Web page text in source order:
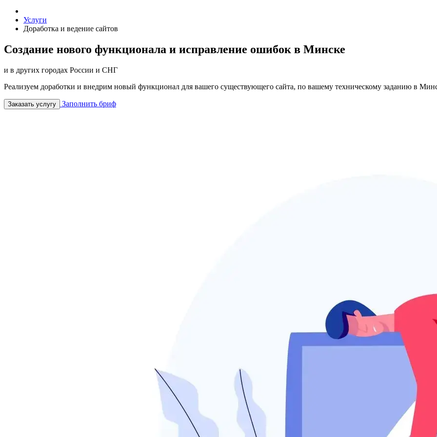
Услуги
Доработка и ведение сайтов
Создание нового функционала и исправление ошибок в Минске
и в других городах России и СНГ
Реализуем доработки и внедрим новый функционал для вашего существующего сайта, по вашему техническому заданию в
Заказать услугу Заполнить бриф